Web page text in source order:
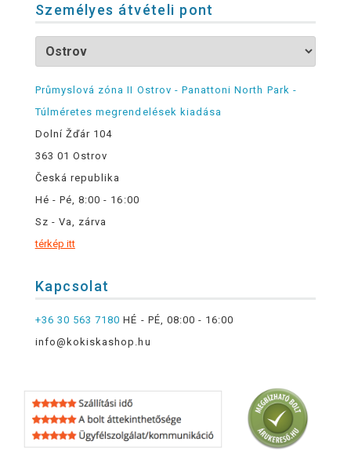
Személyes átvételi pont
Průmyslová zóna II Ostrov - Panattoni North Park -
Túlméretes megrendelések kiadása
Dolní Žďár 104
363 01 Ostrov
Česká republika
Hé - Pé, 8:00 - 16:00
Sz - Va, zárva
térkép itt
Kapcsolat
+36 30 563 7180 HÉ - PÉ, 08:00 - 16:00
info@kokiskashop.hu